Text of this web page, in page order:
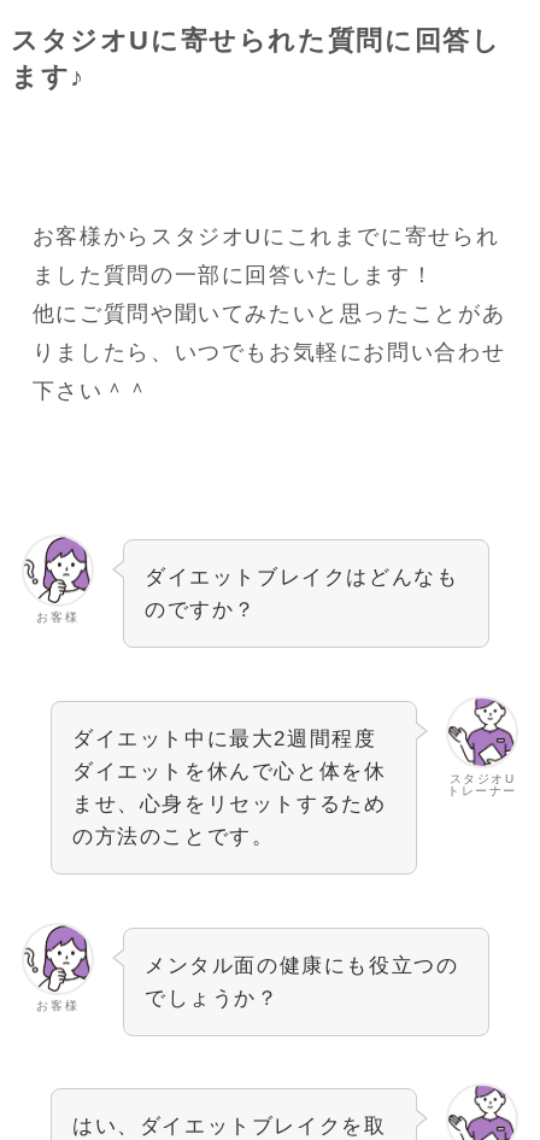
スタジオUに寄せられた質問に回答し
ます♪
お客様からスタジオUにこれまでに寄せられ
ました質問の一部に回答いたします！
他にご質問や聞いてみたいと思ったことがあ
りましたら、いつでもお気軽にお問い合わせ
下さい＾＾
お客様
ダイエットブレイクはどんなも
のですか？
スタジオU
トレーナー
ダイエット中に最大2週間程度
ダイエットを休んで心と体を休
ませ、心身をリセットするため
の方法のことです。
お客様
メンタル面の健康にも役立つの
でしょうか？
はい、ダイエットブレイクを取